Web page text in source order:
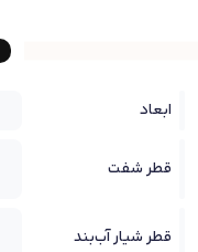
ابعاد
قطر شفت
قطر شیار آب‌بند